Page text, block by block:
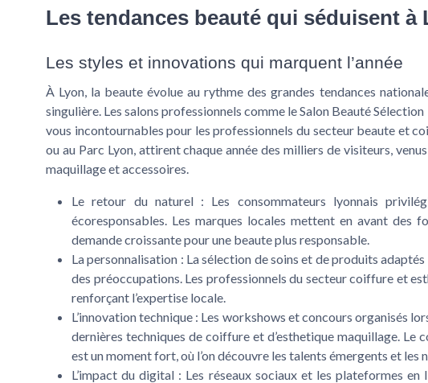
Les tendances beauté qui séduisent à
Les styles et innovations qui marquent l’année
À Lyon, la beaute évolue au rythme des grandes tendances
singulière. Les salons professionnels comme leSalon Beauté Sélection
vous incontournables pour les professionnels du secteur beaute et
ou au Parc Lyon, attirent chaque année des milliers de visiteurs,
maquillage et accessoires.
Le retour du naturel: Les consommateurs lyonnais
écoresponsables. Les marques locales mettent en avant des
demande croissante pour une beaute plus responsable.
La personnalisation : La sélection de soins et de produits
des préoccupations. Les professionnels du secteur coiffure et
renforçant l’expertise locale.
L’innovation technique : Les workshows et concours organisés
dernières techniques de coiffure et d’esthetique maquillage. Le
est un moment fort, où l’on découvre les talents émergents et les
L’impact du digital : Les réseaux sociaux et les plateformes